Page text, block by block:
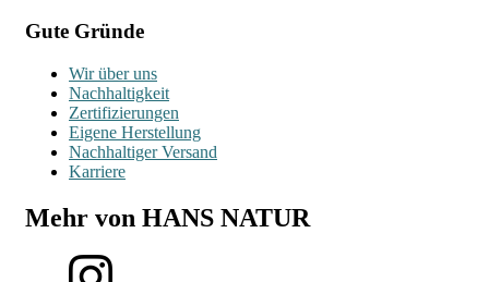
Gute Gründe
Wir über uns
Nachhaltigkeit
Zertifizierungen
Eigene Herstellung
Nachhaltiger Versand
Karriere
Mehr von HANS NATUR